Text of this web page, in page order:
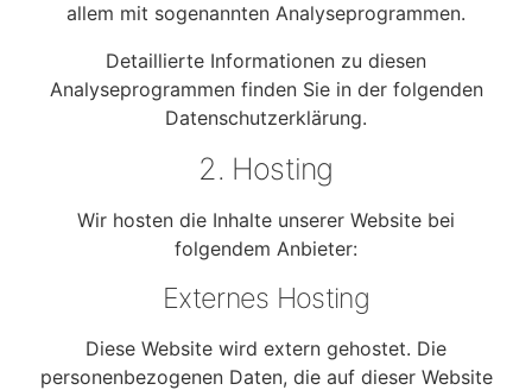
allem mit sogenannten Analyseprogrammen.
Detaillierte Informationen zu diesen
Analyseprogrammen finden Sie in der folgenden
Datenschutzerklärung.
2. Hosting
Wir hosten die Inhalte unserer Website bei
folgendem Anbieter:
Externes Hosting
Diese Website wird extern gehostet. Die
personenbezogenen Daten, die auf dieser Website